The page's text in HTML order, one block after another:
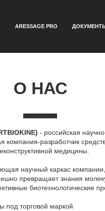
ARESSAGE PRO
О НАС
- российская
компания-разработчик
медицины.
научный каркас
превращает знания
биотехнологические
под торговой маркой